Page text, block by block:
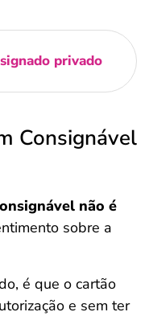
privado
Consignável
não é
sobre a
é que o cartão
e sem ter